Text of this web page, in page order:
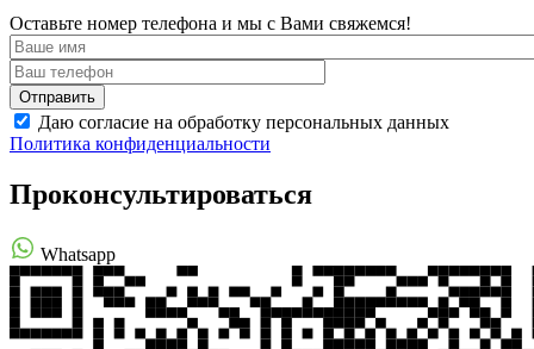
Оставьте номер телефона и мы с Вами свяжемся!
Даю согласие на обработку персональных данных
Политика конфиденциальности
Проконсультироваться
Whatsapp